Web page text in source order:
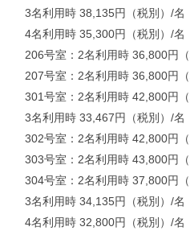
3名利用時 38,135円（税別）/名
4名利用時 35,300円（税別）/名
206号室：2名利用時 36,800円
207号室：2名利用時 36,800円
301号室：2名利用時 42,800円
3名利用時 33,467円（税別）/名
302号室：2名利用時 42,800円
303号室：2名利用時 43,800円
304号室：2名利用時 37,800円
3名利用時 34,135円（税別）/名
4名利用時 32,800円（税別）/名